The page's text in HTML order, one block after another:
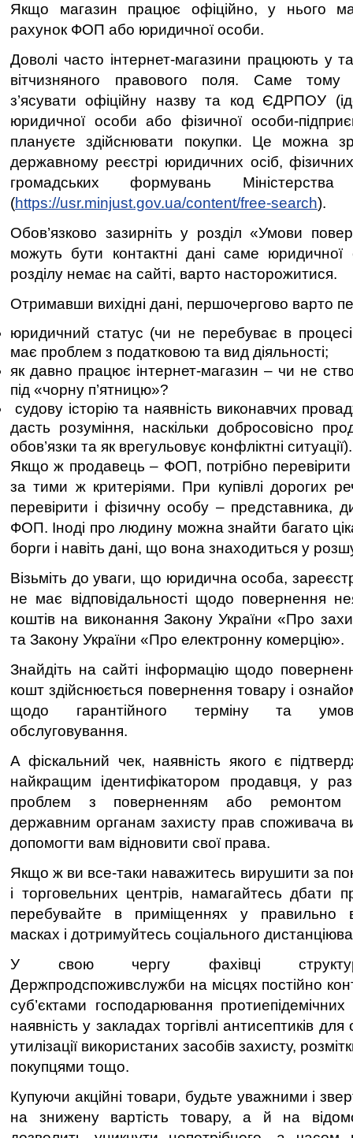
Якщо магазин працює офіційно, у нього
рахунок ФОП або юридичної особи.
Доволі часто інтернет-магазини працюють у
вітчизняного правового поля. Саме тому
з’ясувати офіційну назву та код ЄДРПОУ
юридичної особи або фізичної особи-
плануєте здійснювати покупки. Це можна
державному реєстрі юридичних осіб, фізичних
громадських формувань
(https://usr.minjust.gov.ua/content/free-search).
Обов’язково зазирніть у розділ «Умови
можуть бути контактні дані саме
розділу немає на сайті, варто насторожитися.
Отримавши вихідні дані, першочергово варто
юридичний статус (чи не перебуває в
має проблем з податковою та вид діяльності;
як давно працює інтернет-магазин – чи не
під «чорну п’ятницю»?
судову історію та наявність виконавчих
дасть розуміння, наскільки добросовісно
обов’язки та як врегульовує конфліктні ситуації).
Якщо ж продавець – ФОП, потрібно перевірити
за тими ж критеріями. При купівлі дорогих
перевірити і фізичну особу – представника,
ФОП. Іноді про людину можна знайти багато
борги і навіть дані, що вона знаходиться у
Візьміть до уваги, що юридична особа,
не має відповідальності щодо повернення
коштів на виконання Закону України «Про
та Закону України «Про електронну комерцію».
Знайдіть на сайті інформацію щодо
кошт здійснюється повернення товару і
щодо гарантійного терміну та
обслуговування.
А фіскальний чек, наявність якого є
найкращим ідентифікатором продавця, у
проблем з поверненням або ремонтом
державним органам захисту прав споживача
допомогти вам відновити свої права.
Якщо ж ви все-таки наважитесь вирушити за
і торговельних центрів, намагайтесь дбати
перебувайте в приміщеннях у правильно
масках і дотримуйтесь соціального
У свою чергу фахівці
Держпродспоживслужби на місцях постійно
суб’єктами господарювання
наявність у закладах торгівлі антисептиків
утилізації використаних засобів захисту,
покупцями тощо.
Купуючи акційні товари, будьте уважними і
на знижену вартість товару, а й на